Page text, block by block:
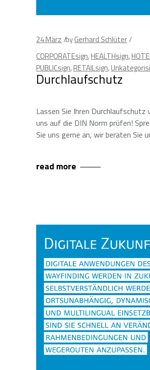
24März byGerhard Schlüter
CORPORATEsign,HEALTHsign,
PUBLICsign,RETAILsign,
Durchlaufschutz
Lassen Sie Ihren Durchlaufschutz
uns auf die DIN Norm prüfen!
Sie uns gerne an, wir beraten Sie
read more